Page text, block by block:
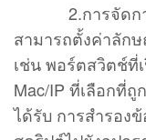
2.การจัดการ
สามารถตั้งค่าลัก
เช่น พอร์ตสวิตช์ที่
Mac/IP ที่เลือกที่
ได้รับ การสํารอง